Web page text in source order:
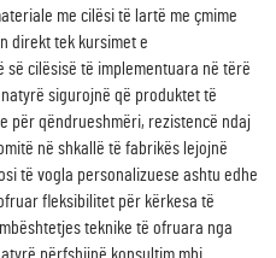
me cilësi të lartë me çmime
direkt tek kursimet e
së cilësisë të implementuara në tërë
sigurojnë që produktet të
për qëndrueshmëri, rezistencë ndaj
në shkallë të fabrikës lejojnë
të vogla personalizuese ashtu edhe
fleksibilitet për kërkesa të
teknike të ofruara nga